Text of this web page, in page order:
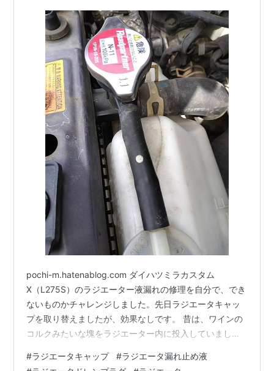
pochi-m.hatenablog.com ダイハツミラカスタム
X（L275S）のラジエーター液漏れの修理を自分で、でき
ないものかチャレンジしました。先日ラジエータキャッ
プを取り替えましたが、効果なしです。 昔は、ワインの
コルクみたいな塊をラジエーター内に投入していまし
あるかは投入してみないとわかりません。まずは、行動
#ラジエータキャップ #ラジエータ漏れ止め液